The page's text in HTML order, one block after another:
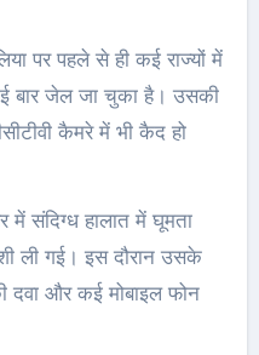
पर पहले से ही कई राज्यों में
बार जेल जा चुका है। उसकी
कैमरे में भी कैद हो
संदिग्ध हालात में घूमता
ली गई। इस दौरान उसके
दवा और कई मोबाइल फोन